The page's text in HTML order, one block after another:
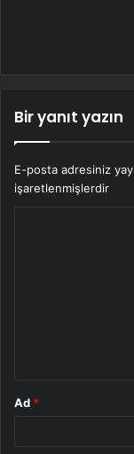
Bir yanıt yazın
E-posta adresiniz
işaretlenmişlerdir
Ad *